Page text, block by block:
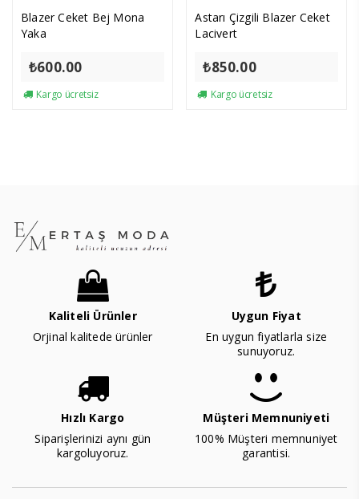
Blazer Ceket Bej Mona
Yaka
₺600.00
Kargo ücretsiz
Astarı Çizgili Blazer Ceket
Lacivert
₺850.00
Kargo ücretsiz
Kaliteli Ürünler
Orjinal kalitede ürünler
Uygun Fiyat
En uygun fiyatlarla size
sunuyoruz.
Hızlı Kargo
Siparişlerinizi aynı gün
kargoluyoruz.
Müşteri Memnuniyeti
100% Müşteri memnuniyet
garantisi.